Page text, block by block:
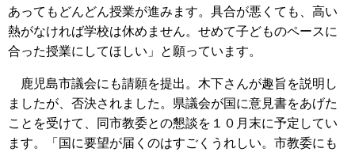
あってもどんどん授業が進みます。具合が悪くても、高い
熱がなければ学校は休めません。せめて子どものペースに
合った授業にしてほしい」と願っています。
鹿児島市議会にも請願を提出。木下さんが趣旨を説明し
ましたが、否決されました。県議会が国に意見書をあげた
ことを受けて、同市教委との懇談を１０月末に予定してい
ます。「国に要望が届くのはすごくうれしい。市教委にも